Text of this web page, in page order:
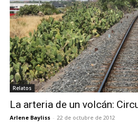
Relatos
La arteria de un volcán:
Arlene Bayliss - 22 de octubre de 2012